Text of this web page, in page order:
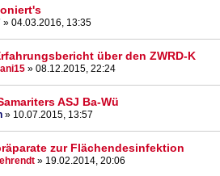
» 04.03.2016, 13:35
über den ZWRD-K
» 08.12.2015, 22:24
ASJ Ba-Wü
» 10.07.2015, 13:57
zur Flächendesinfektion
» 19.02.2014, 20:06